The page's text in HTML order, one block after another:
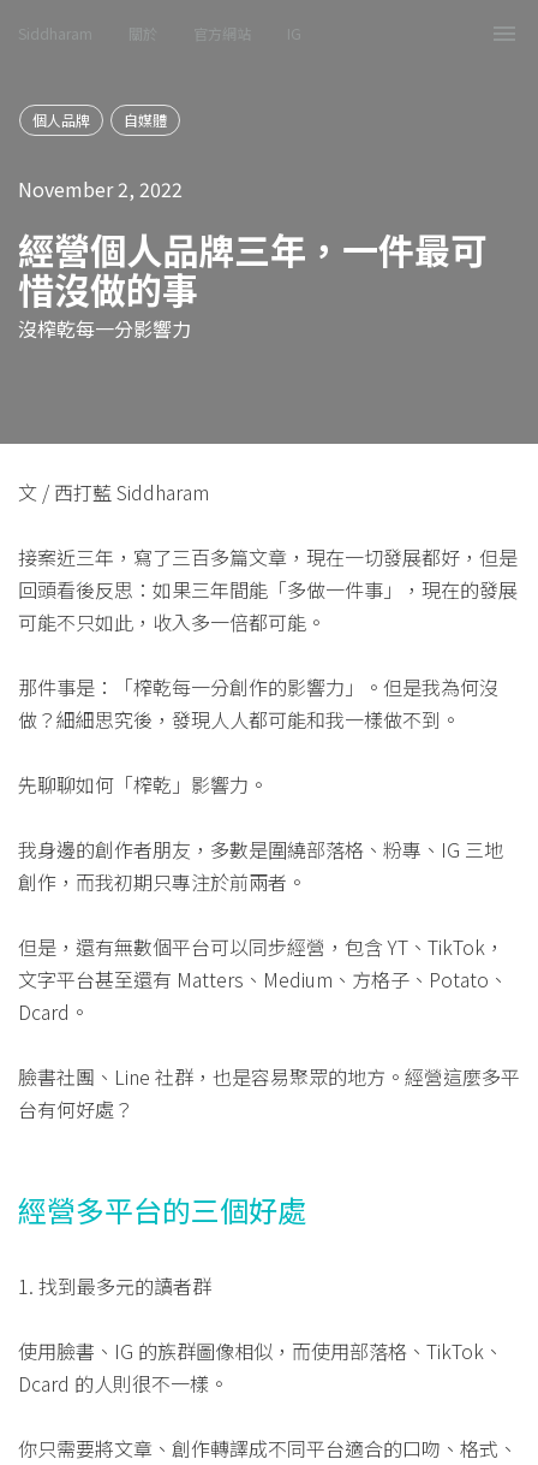
Siddharam 關於 官方網站 IG
個人品牌 自媒體
November 2, 2022
經營個人品牌三年，一件最可
惜沒做的事
沒榨乾每一分影響力
文 / 西打藍 Siddharam
接案近三年，寫了三百多篇文章，現在一切發展都好，但是
回頭看後反思：如果三年間能「多做一件事」，現在的發展
可能不只如此，收入多一倍都可能。
那件事是：「榨乾每一分創作的影響力」。但是我為何沒
做？細細思究後，發現人人都可能和我一樣做不到。
先聊聊如何「榨乾」影響力。
我身邊的創作者朋友，多數是圍繞部落格、粉專、IG 三地
創作，而我初期只專注於前兩者。
但是，還有無數個平台可以同步經營，包含 YT、TikTok，
文字平台甚至還有 Matters、Medium、方格子、Potato、
Dcard。
臉書社團、Line 社群，也是容易聚眾的地方。經營這麼多平
台有何好處？
經營多平台的三個好處
1. 找到最多元的讀者群
使用臉書、IG 的族群圖像相似，而使用部落格、TikTok、
Dcard 的人則很不一樣。
你只需要將文章、創作轉譯成不同平台適合的口吻、格式、